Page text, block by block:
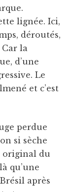
lignée. Ici,
déroutés,
la
d’une
Le
et c’est
perdue
si sèche
original du
qu’une
après